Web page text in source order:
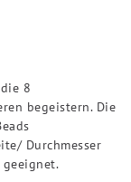
8
begeistern. Die
Durchmesser